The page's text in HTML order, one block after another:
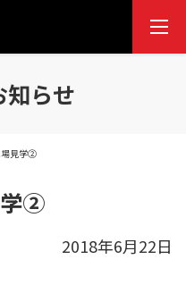
知らせ
場見学②
学②
2018年6月22日